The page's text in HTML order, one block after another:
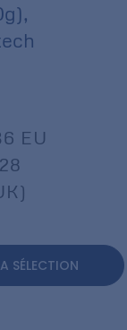
EU
SÉLECTION